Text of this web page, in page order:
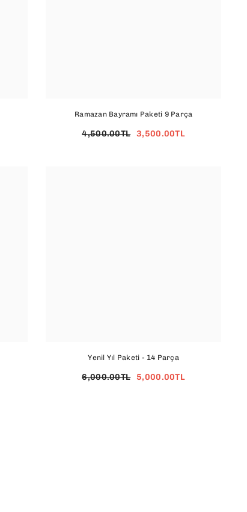
Ramazan Bayramı Paketi 9 Parça
4,500.00TL 3,500.00TL
Yenil Yıl Paketi - 14 Parça
6,000.00TL 5,000.00TL